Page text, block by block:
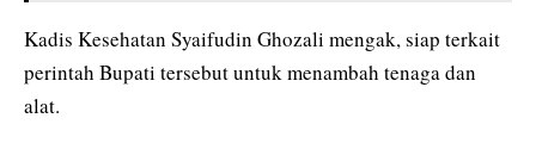
Kadis Kesehatan Syaifudin Ghozali mengak, siap terkait
perintah Bupati tersebut untuk menambah tenaga dan
alat.